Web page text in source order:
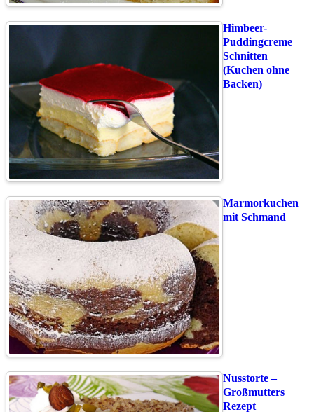
Himbeer-
Puddingcreme
Schnitten
(Kuchen ohne
Backen)
Marmorkuchen
mit Schmand
Nusstorte –
Großmutters
Rezept